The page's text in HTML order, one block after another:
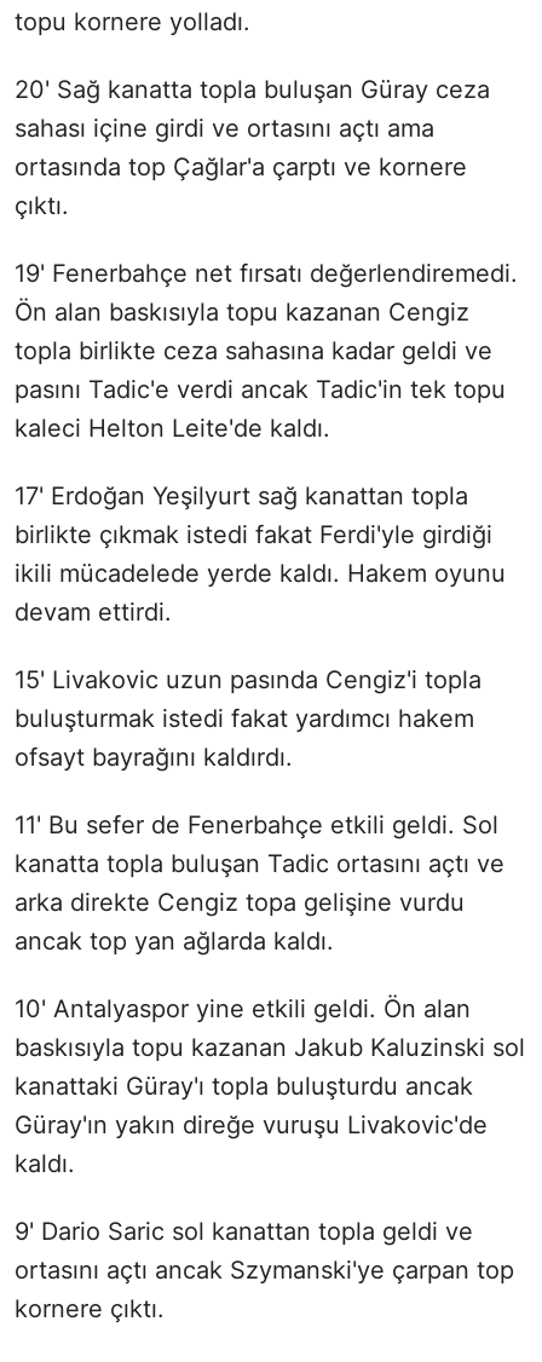
topu kornere yolladı.
20' Sağ kanatta topla buluşan Güray ceza
sahası içine girdi ve ortasını açtı ama
ortasında top Çağlar'a çarptı ve kornere
çıktı.
19' Fenerbahçe net fırsatı değerlendiremedi.
Ön alan baskısıyla topu kazanan Cengiz
topla birlikte ceza sahasına kadar geldi ve
pasını Tadic'e verdi ancak Tadic'in tek topu
kaleci Helton Leite'de kaldı.
17' Erdoğan Yeşilyurt sağ kanattan topla
birlikte çıkmak istedi fakat Ferdi'yle girdiği
ikili mücadelede yerde kaldı. Hakem oyunu
devam ettirdi.
15' Livakovic uzun pasında Cengiz'i topla
buluşturmak istedi fakat yardımcı hakem
ofsayt bayrağını kaldırdı.
11' Bu sefer de Fenerbahçe etkili geldi. Sol
kanatta topla buluşan Tadic ortasını açtı ve
arka direkte Cengiz topa gelişine vurdu
ancak top yan ağlarda kaldı.
10' Antalyaspor yine etkili geldi. Ön alan
baskısıyla topu kazanan Jakub Kaluzinski sol
kanattaki Güray'ı topla buluşturdu ancak
Güray'ın yakın direğe vuruşu Livakovic'de
kaldı.
9' Dario Saric sol kanattan topla geldi ve
ortasını açtı ancak Szymanski'ye çarpan top
kornere çıktı.